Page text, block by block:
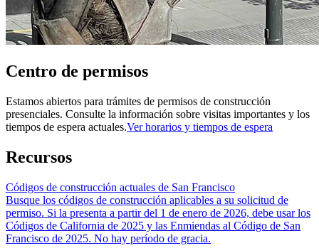
Centro de permisos
Estamos abiertos para trámites de permisos de construcción
presenciales. Consulte la información sobre visitas importantes y los
tiempos de espera actuales.Ver horarios y tiempos de espera
Recursos
Códigos de construcción actuales de San Francisco
Busque los códigos de construcción aplicables a su solicitud de
permiso. Si la presenta a partir del 1 de enero de 2026, debe usar los
Códigos de California de 2025 y las Enmiendas al Código de San
Francisco de 2025. No hay período de gracia.